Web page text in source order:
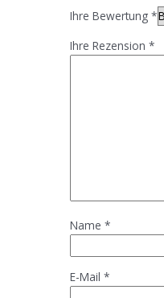
Ihre Bewertung *
Ihre Rezension *
Name *
E-Mail *